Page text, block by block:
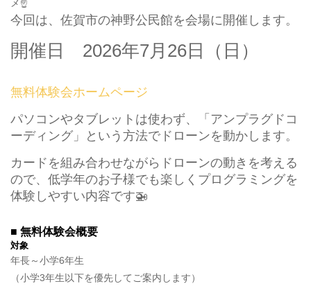
メ☝️
今回は、佐賀市の神野公民館を会場に開催します。
開催日 2026年7月26日（日）
無料体験会ホームページ
パソコンやタブレットは使わず、「アンプラグドコ
ーディング」という方法でドローンを動かします。
カードを組み合わせながらドローンの動きを考える
ので、低学年のお子様でも楽しくプログラミングを
体験しやすい内容です🚁
■ 無料体験会概要
対象
年長～小学6年生
（小学3年生以下を優先してご案内します）